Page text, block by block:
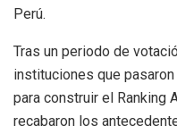
Perú.
Tras un periodo de
instituciones que
para construir el Ranking
recabaron los